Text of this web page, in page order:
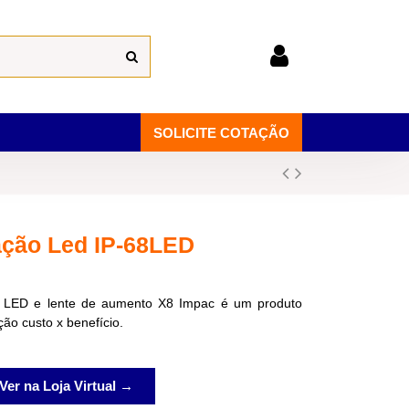
SOLICITE COTAÇÃO
Led IP-68LED
e lente de aumento X8 Impac é um produto
custo x benefício.
Ver na Loja Virtual →